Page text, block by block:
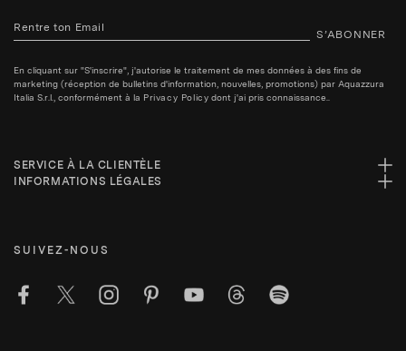
S’ABONNER
En cliquant sur "S'inscrire", j'autorise le traitement de mes données à des fins de
marketing (réception de bulletins d'information, nouvelles, promotions) par Aquazzura
Italia S.r.l., conformément à la Privacy Policy dont j'ai pris connaissance..
SERVICE À LA CLIENTÈLE
INFORMATIONS LÉGALES
SUIVEZ-NOUS